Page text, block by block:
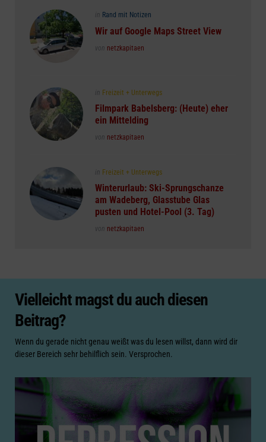
Posted
in Rand mit Notizen
Wir auf Google Maps Street View
Posted
von netzkapitaen
Posted
in Freizeit + Unterwegs
Filmpark Babelsberg: (Heute) eher
ein Mittelding
Posted
von netzkapitaen
Posted
in Freizeit + Unterwegs
Winterurlaub: Ski-Sprungschanze
am Wadeberg, Glasstube Glas
pusten und Hotel-Pool (3. Tag)
Posted
von netzkapitaen
Vielleicht magst du auch diesen
Beitrag?
Wenn du gerade nicht genau weißt was du lesen willst, dann wird dir
dieser Bereich sehr behilflich sein. Versprochen.